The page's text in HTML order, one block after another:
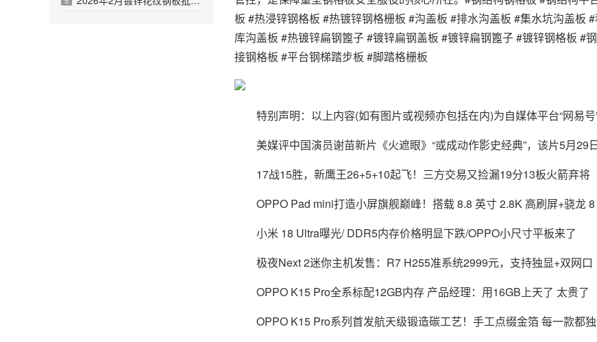
板 #热浸锌钢格板 #热镀锌钢格栅板 #沟盖板 #排水沟盖板 #集水坑沟盖板
库沟盖板 #热镀锌扁钢篦子 #镀锌扁钢盖板 #镀锌扁钢篦子 #镀锌钢格板 #
接钢格板 #平台钢梯踏步板 #脚踏格栅板
特别声明：以上内容(如有图片或视频亦包括在内)为自媒体平台“网易号
美媒评中国演员谢苗新片《火遮眼》“或成动作影史经典”，该片5月29
17战15胜，新鹰王26+5+10起飞！三方交易又捡漏19分13板火箭弃将
OPPO Pad mini打造小屏旗舰巅峰！搭载 8.8 英寸 2.8K 高刷屏+骁龙 8
小米 18 Ultra曝光/ DDR5内存价格明显下跌/OPPO小尺寸平板来了
极夜Next 2迷你主机发售：R7 H255准系统2999元，支持独显+双网口
OPPO K15 Pro全系标配12GB内存 产品经理：用16GB上天了 太贵了
OPPO K15 Pro系列首发航天级锻造碳工艺！手工点缀金箔 每一款都